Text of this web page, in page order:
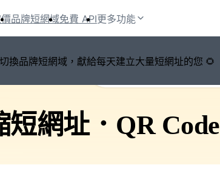
換品牌短網域，獻給每天建立大量短網址的您 🌻
品牌短網域免費 API更多功能
🚀 PicSee 短網址永久有效
短網址． QR Code